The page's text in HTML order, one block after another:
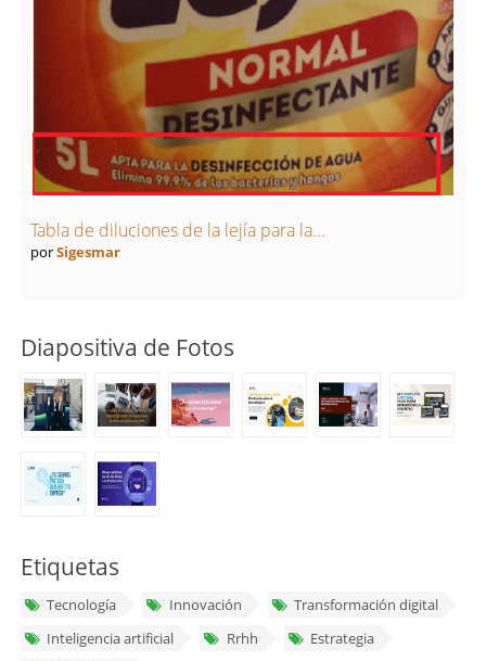
Tabla de diluciones de la lejía para la...
porSigesmar
Diapositiva de Fotos
Etiquetas
Tecnología Innovación
Transformación digital
Inteligencia artificial
Rrhh
Estrategia